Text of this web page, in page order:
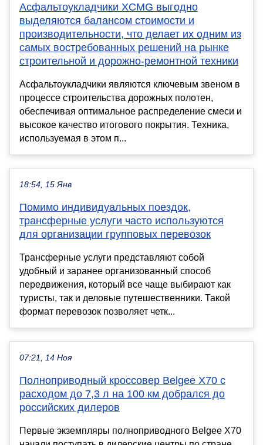
Асфальтоукладчики XCMG выгодно
выделяются балансом стоимости и
производительности, что делает их одним из
самых востребованных решений на рынке
строительной и дорожно-ремонтной техники
Асфальтоукладчики являются ключевым звеном в
процессе строительства дорожных полотен,
обеспечивая оптимальное распределение смеси и
высокое качество итогового покрытия. Техника,
используемая в этом п...
18:54, 15 Янв
Помимо индивидуальных поездок,
трансферные услуги часто используются
для организации групповых перевозок
Трансферные услуги представляют собой
удобный и заранее организованный способ
передвижения, который все чаще выбирают как
туристы, так и деловые путешественники. Такой
формат перевозок позволяет четк...
07:21, 14 Ноя
Полноприводный кроссовер Belgee X70 с
расходом до 7,3 л на 100 км добрался до
российских дилеров
Первые экземпляры полноприводного Belgee X70